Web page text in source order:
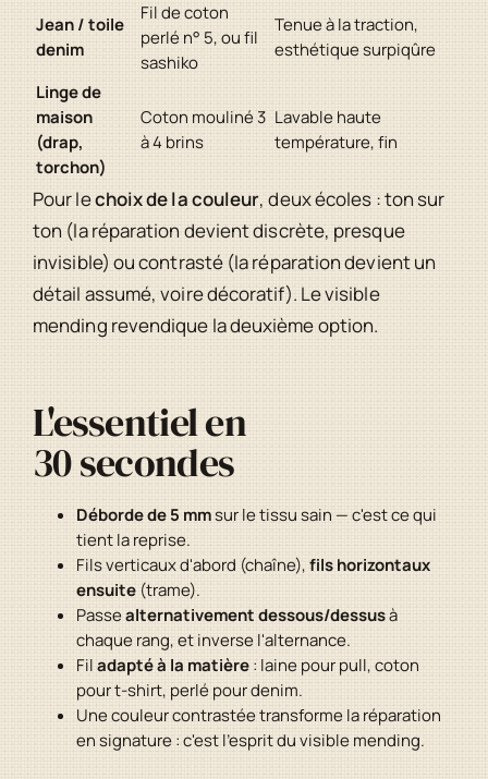
Jean / toile
denim
Fil de coton
perlé n° 5, ou fil
sashiko
Tenue à la traction,
esthétique surpiqûre
Linge de
maison
(drap,
torchon)
Coton mouliné 3
à 4 brins
Lavable haute
température, fin
Pour lechoix de la couleur, deux écoles : ton sur
ton (la réparation devient discrète, presque
invisible) ou contrasté (la réparation devient un
détail assumé, voire décoratif). Le visible
mending revendique la deuxième option.
L'essentiel en
30 secondes
Déborde de 5 mmsur le tissu sain — c'est ce qui
tient la reprise.
Fils verticaux d'abord (chaîne),fils horizontaux
ensuite (trame).
Passealternativement dessous/dessusà
chaque rang, et inverse l'alternance.
Filadapté à la matière: laine pour pull, coton
pour t-shirt, perlé pour denim.
Une couleur contrastée transforme la réparation
en signature : c'est l'esprit du visible mending.